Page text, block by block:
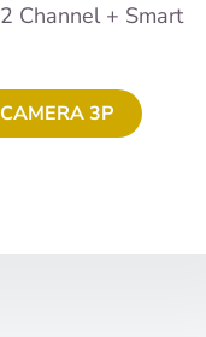
Channel + Smart
3P